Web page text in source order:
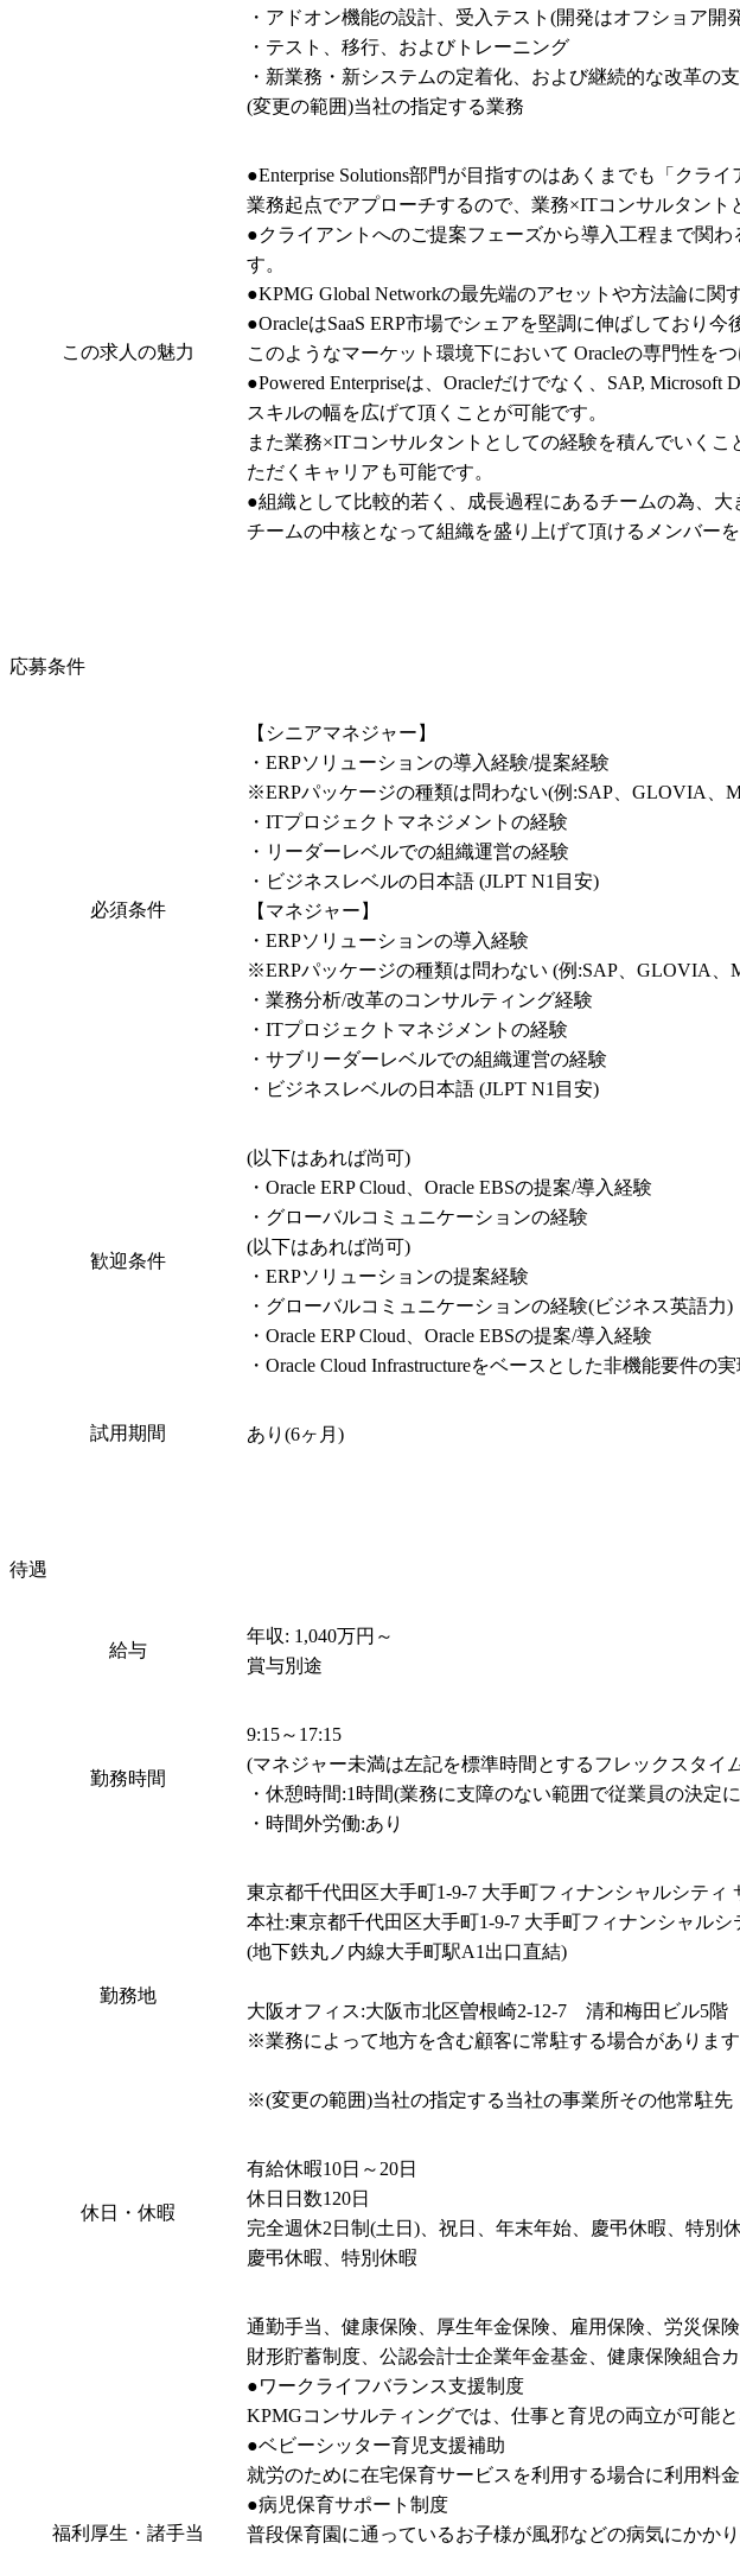
・アドオン機能の設計、受入テスト(開発はオフショア開
・テスト、移行、およびトレーニング
・新業務・新システムの定着化、および継続的な改革の
(変更の範囲)当社の指定する業務
この求人の魅力
●Enterprise Solutions部門が目指すのはあくまでも「クラ
業務起点でアプローチするので、業務×ITコンサルタント
●クライアントへのご提案フェーズから導入工程まで関
す。
●KPMG Global Networkの最先端のアセットや方法論に
●OracleはSaaS ERP市場でシェアを堅調に伸ばしており今
このようなマーケット環境下において Oracleの専門性を
●Powered Enterpriseは、Oracleだけでなく、SAP,
スキルの幅を広げて頂くことが可能です。
また業務×ITコンサルタントとしての経験を積んでいく
ただくキャリアも可能です。
●組織として比較的若く、成長過程にあるチームの為、
チームの中核となって組織を盛り上げて頂けるメンバー
応募条件
必須条件
【シニアマネジャー】
・ERPソリューションの導入経験/提案経験
※ERPパッケージの種類は問わない(例:SAP、GLOVIA、
・ITプロジェクトマネジメントの経験
・リーダーレベルでの組織運営の経験
・ビジネスレベルの日本語 (JLPT N1目安)
【マネジャー】
・ERPソリューションの導入経験
※ERPパッケージの種類は問わない (例:SAP、GLOVIA、
・業務分析/改革のコンサルティング経験
・ITプロジェクトマネジメントの経験
・サブリーダーレベルでの組織運営の経験
・ビジネスレベルの日本語 (JLPT N1目安)
歓迎条件
(以下はあれば尚可)
・Oracle ERP Cloud、Oracle EBSの提案/導入経験
・グローバルコミュニケーションの経験
(以下はあれば尚可)
・ERPソリューションの提案経験
・グローバルコミュニケーションの経験(ビジネス英語力)
・Oracle ERP Cloud、Oracle EBSの提案/導入経験
・Oracle Cloud Infrastructureをベースとした非機能要件の
試用期間 あり(6ヶ月)
待遇
給与
年収: 1,040万円～
賞与別途
勤務時間
9:15～17:15
(マネジャー未満は左記を標準時間とするフレックスタイ
・休憩時間:1時間(業務に支障のない範囲で従業員の決定
・時間外労働:あり
勤務地
東京都千代田区大手町1-9-7 大手町フィナンシャルシテ
本社:東京都千代田区大手町1-9-7 大手町フィナンシャルシ
(地下鉄丸ノ内線大手町駅A1出口直結)
大阪オフィス:大阪市北区曽根崎2-12-7　清和梅田ビル5階
※業務によって地方を含む顧客に常駐する場合があります
※(変更の範囲)当社の指定する当社の事業所その他常駐先
休日・休暇
有給休暇10日～20日
休日日数120日
完全週休2日制(土日)、祝日、年末年始、慶弔休暇、特別
慶弔休暇、特別休暇
福利厚生・諸手当
通勤手当、健康保険、厚生年金保険、雇用保険、労災保
財形貯蓄制度、公認会計士企業年金基金、健康保険組合
●ワークライフバランス支援制度
KPMGコンサルティングでは、仕事と育児の両立が可能
●ベビーシッター育児支援補助
就労のために在宅保育サービスを利用する場合に利用料
●病児保育サポート制度
普段保育園に通っているお子様が風邪などの病気にかか